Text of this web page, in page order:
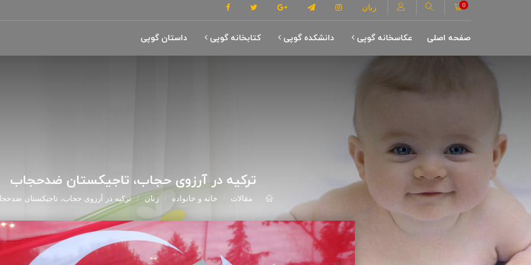
زبان 0
صفحه اصلی عکاسخانه گوپی دانشکده گوپی کتابخانه گوپی داستان گوپی
ترکیه در آرزوی حجاب، تاجیکستان ضدحجاب
مقالات خانه و خانواده زنان ترکیه در آرزوی حجاب، تاجیکستان